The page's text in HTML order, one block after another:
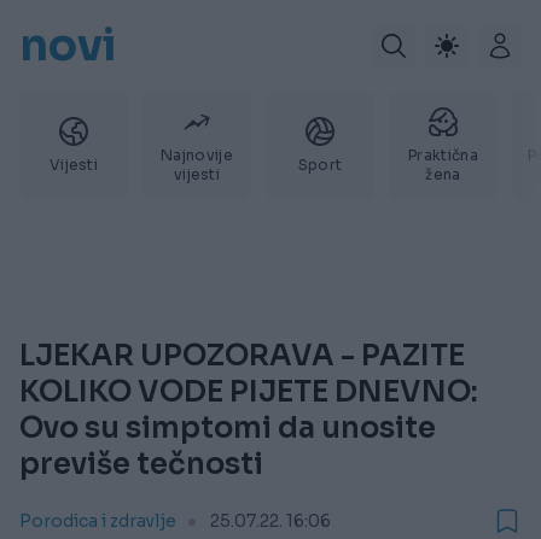
novi
Vijesti
Najnovije
vijesti
Sport
Praktična
žena
LJEKAR UPOZORAVA - PAZITE
KOLIKO VODE PIJETE DNEVNO:
Ovo su simptomi da unosite
previše tečnosti
Porodica i zdravlje 25.07.22. 16:06